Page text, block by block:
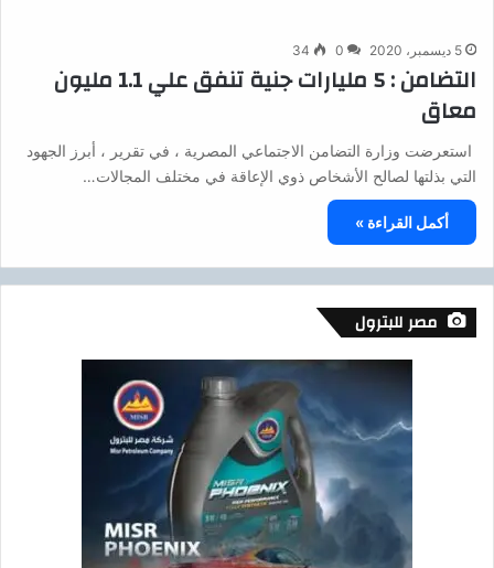
5 ديسمبر، 2020 0
34
التضامن : 5 مليارات جنية تنفق علي 1.1 مليون
معاق
استعرضت وزارة التضامن الاجتماعي المصرية ، في تقرير ، أبرز الجهود
التي بذلتها لصالح الأشخاص ذوي الإعاقة في مختلف المجالات…
أكمل القراءة »
مصر للبترول